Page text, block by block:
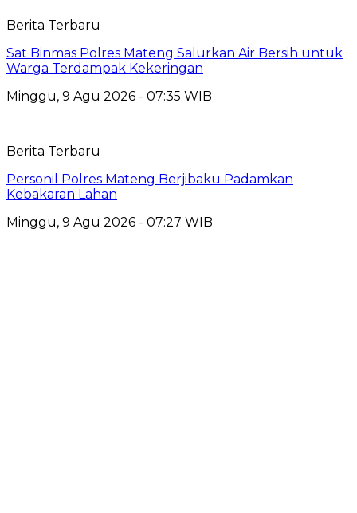
Berita Terbaru
Sat Binmas Polres Mateng Salurkan Air Bersih untuk
Warga Terdampak Kekeringan
Minggu, 9 Agu 2026 - 07:35 WIB
Berita Terbaru
Personil Polres Mateng Berjibaku Padamkan
Kebakaran Lahan
Minggu, 9 Agu 2026 - 07:27 WIB